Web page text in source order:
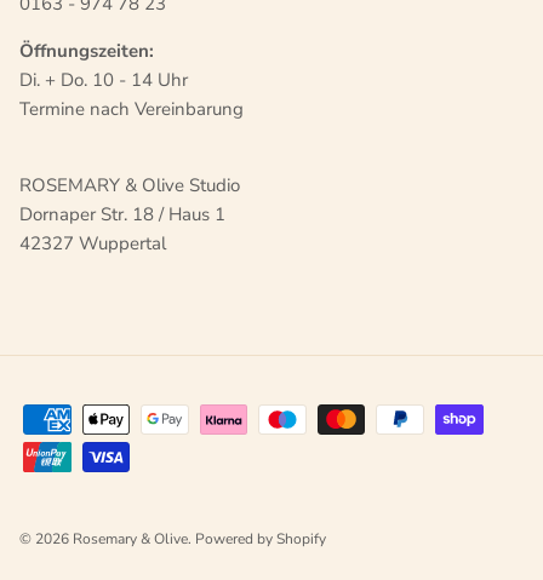
Öffnungszeiten:
Di. + Do. 10 - 14 Uhr
Termine nach Vereinbarung
ROSEMARY & Olive Studio
Dornaper Str. 18 / Haus 1
42327 Wuppertal
© 2026 Rosemary & Olive. Powered by Shopify